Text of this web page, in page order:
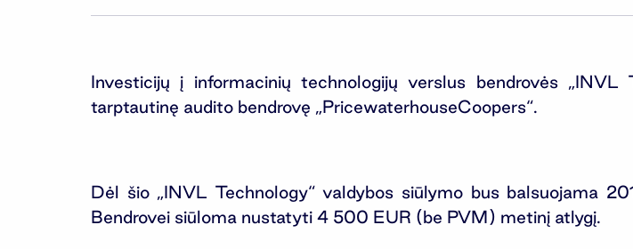
Investicijų į informacinių technologijų verslus bendrovės
tarptautinę audito bendrovę „PricewaterhouseCoopers“.
Dėl šio „INVL Technology“ valdybos siūlymo bus balsuojama
Bendrovei siūloma nustatyti 4 500 EUR (be PVM) metinį atlygį.